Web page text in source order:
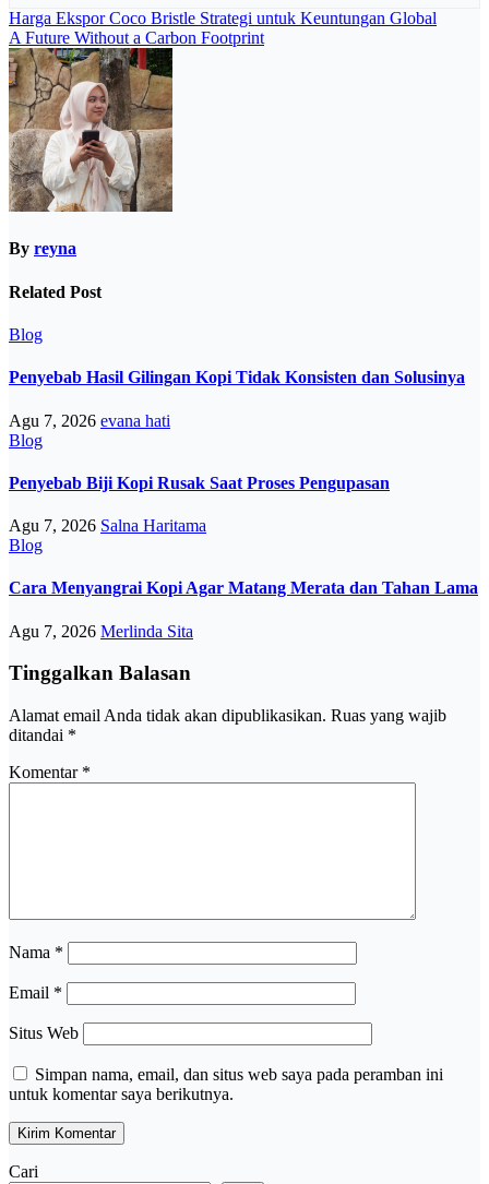
Navigasi
pos
Harga Ekspor Coco Bristle Strategi untuk Keuntungan Global
A Future Without a Carbon Footprint
By reyna
Related Post
Blog
Penyebab Hasil Gilingan Kopi Tidak Konsisten dan Solusinya
Agu 7, 2026 evana hati
Blog
Penyebab Biji Kopi Rusak Saat Proses Pengupasan
Agu 7, 2026 Salna Haritama
Blog
Cara Menyangrai Kopi Agar Matang Merata dan Tahan Lama
Agu 7, 2026 Merlinda Sita
Tinggalkan Balasan
Alamat email Anda tidak akan dipublikasikan. Ruas yang wajib
ditandai *
Komentar *
Nama *
Email *
Situs Web
Simpan nama, email, dan situs web saya pada peramban ini
untuk komentar saya berikutnya.
Cari